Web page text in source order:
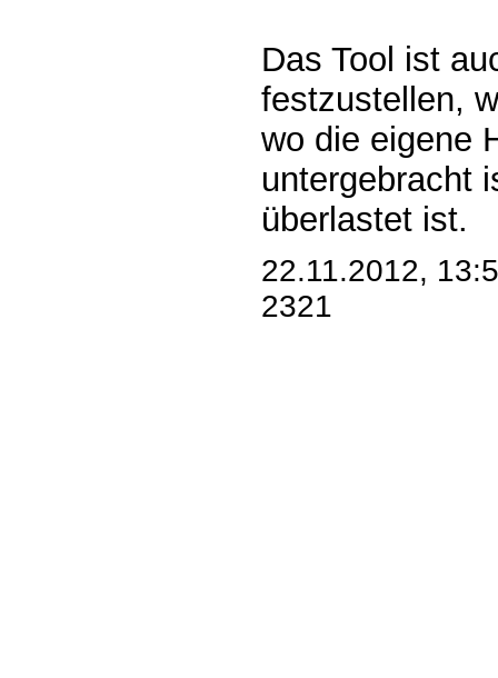
Das Tool ist
festzustellen,
wo die eigene
untergebracht
überlastet ist.
22.11.2012,
2321